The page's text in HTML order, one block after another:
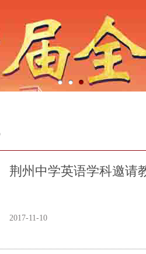
荆州中学英语学科邀请
2017-11-10